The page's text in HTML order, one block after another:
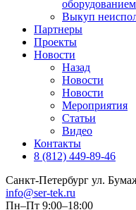
оборудованием
Выкуп
Партнеры
Проекты
Новости
Назад
Новости
Новости
Мероприятия
Статьи
Видео
Контакты
8 (812) 449-89-46
Санкт-Петербург ул.
info@ser-tek.ru
Пн–Пт 9:00–18:00